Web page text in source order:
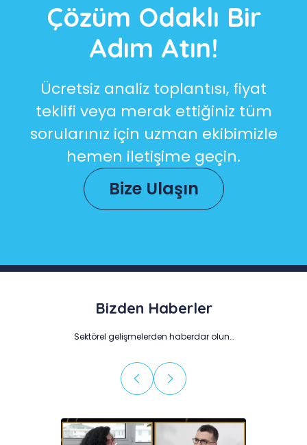
Çözüm Odaklı Bir
Adım Atın!
Ücretsiz analiz toplantısı, fiyat
teklifi veya merak ettiğiniz tüm
sorularınız için uzman ekibimizle
hemen iletişime geçin.
Bize Ulaşın
Bizden Haberler
Sektörel gelişmelerden haberdar olun…